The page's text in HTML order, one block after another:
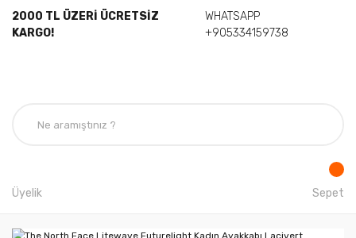
2000 TL ÜZERİ ÜCRETSİZ
KARGO!
WHATSAPP
+905334159738
Üyelik Sepet